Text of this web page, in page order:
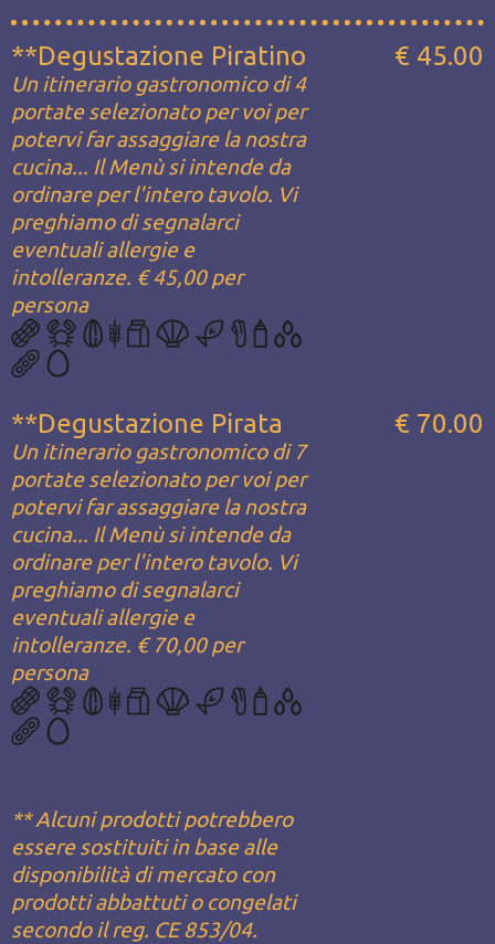
**Degustazione Piratino
Un itinerario gastronomico di 4
portate selezionato per voi per
potervi far assaggiare la nostra
cucina... Il Menù si intende da
ordinare per l'intero tavolo. Vi
preghiamo di segnalarci
eventuali allergie e
intolleranze. € 45,00 per
persona
€ 45.00
**Degustazione Pirata
Un itinerario gastronomico di 7
portate selezionato per voi per
potervi far assaggiare la nostra
cucina... Il Menù si intende da
ordinare per l'intero tavolo. Vi
preghiamo di segnalarci
eventuali allergie e
intolleranze. € 70,00 per
persona
€ 70.00
** Alcuni prodotti potrebbero
essere sostituiti in base alle
disponibilità di mercato con
prodotti abbattuti o congelati
secondo il reg. CE 853/04.